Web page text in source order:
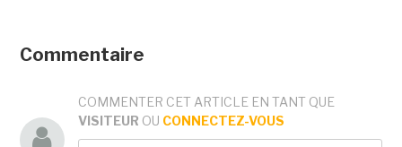
Commentaire
COMMENTER CET ARTICLE EN TANT QUE
VISITEUR OU CONNECTEZ-VOUS